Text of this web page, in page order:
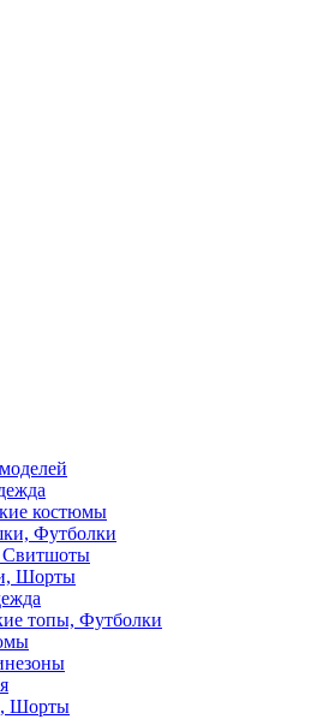
костюмы
Футболки
Свитшоты
Шорты
топы, Футболки
Шорты